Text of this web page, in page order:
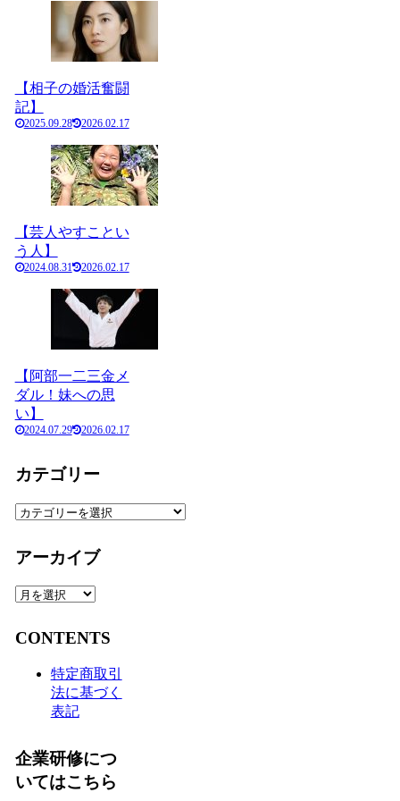
【相子の婚活奮闘
記】
2025.09.28 2026.02.17
【芸人やすことい
う人】
2024.08.31 2026.02.17
【阿部一二三金メ
ダル！妹への思
い】
2024.07.29 2026.02.17
カテゴリー
カ
ゴ
リ
ー
アーカイブ
ア
カ
CONTENTS
特定商取引
法に基づく
表記
企業研修につ
いてはこちら